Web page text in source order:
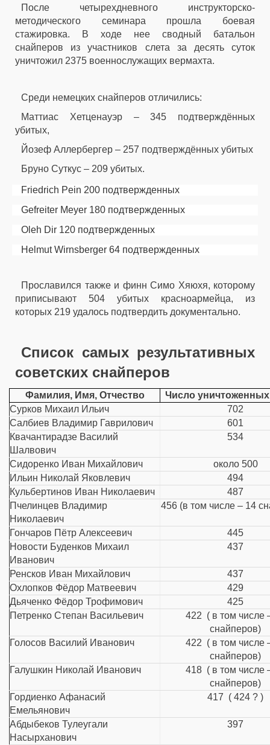
После четырехдневного инструкторско-
методического семинара прошла боевая
стажировка. В ходе нее сводный батальон
снайперов из участников слета за десять суток
уничтожил 2375 военнослужащих вермахта.
Среди немецких снайперов отличились:
Маттиас Хетценауэр – 345 подтверждённых
убитых,
Йозеф Аллербергер – 257 подтверждённых убитых
Бруно Суткус – 209 убитых.
Friedrich Pein 200 подтвержденных
Gefreiter Meyer 180 подтвержденных
Oleh Dir 120 подтвержденных
Helmut Wirnsberger 64 подтвержденных
Прославился также и финн Симо Хяюхя, которому
приписывают 504 убитых красноармейца, из
которых 219 удалось подтвердить документально.
Список самых результативных
советских снайперов
Фамилия, Имя, Отчество
Число уничтоженных
Сурков Михаил Ильич
702
Салбиев Владимир Гаврилович
601
Квачантирадзе Василий
Шалвович
534
Сидоренко Иван Михайлович
около 500
Ильин Николай Яковлевич
494
Кульбертинов Иван Николаевич
487
Пчелинцев Владимир
Hиколаевич
456 (в том числе – 14
Гончаров Пётр Алексеевич
445
Новости Буденков Михаил
Иванович
437
Ренсков Иван Михайлович
437
Охлопков Фёдор Матвеевич
429
Дьяченко Фёдор Трофимович
425
Петренко Степан Васильевич
422 ( в том числе
снайперов)
Голосов Василий Иванович
422 ( в том числе
снайперов)
Галушкин Николай Иванович
418 ( в том числе
снайперов)
Гордиенко Афанасий
Емельянович
417 ( 424 ? )
Абдыбеков Тулеугали
Насырханович
397